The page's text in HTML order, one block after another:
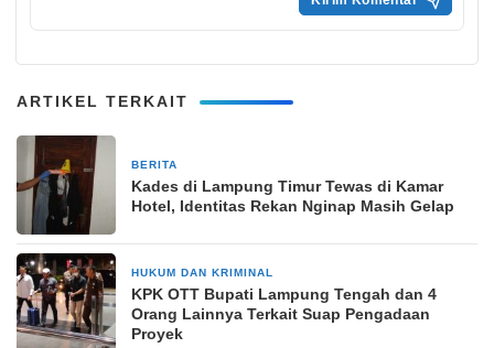
ARTIKEL TERKAIT
BERITA
Kades di Lampung Timur Tewas di Kamar
Hotel, Identitas Rekan Nginap Masih Gelap
HUKUM DAN KRIMINAL
KPK OTT Bupati Lampung Tengah dan 4
Orang Lainnya Terkait Suap Pengadaan
Proyek